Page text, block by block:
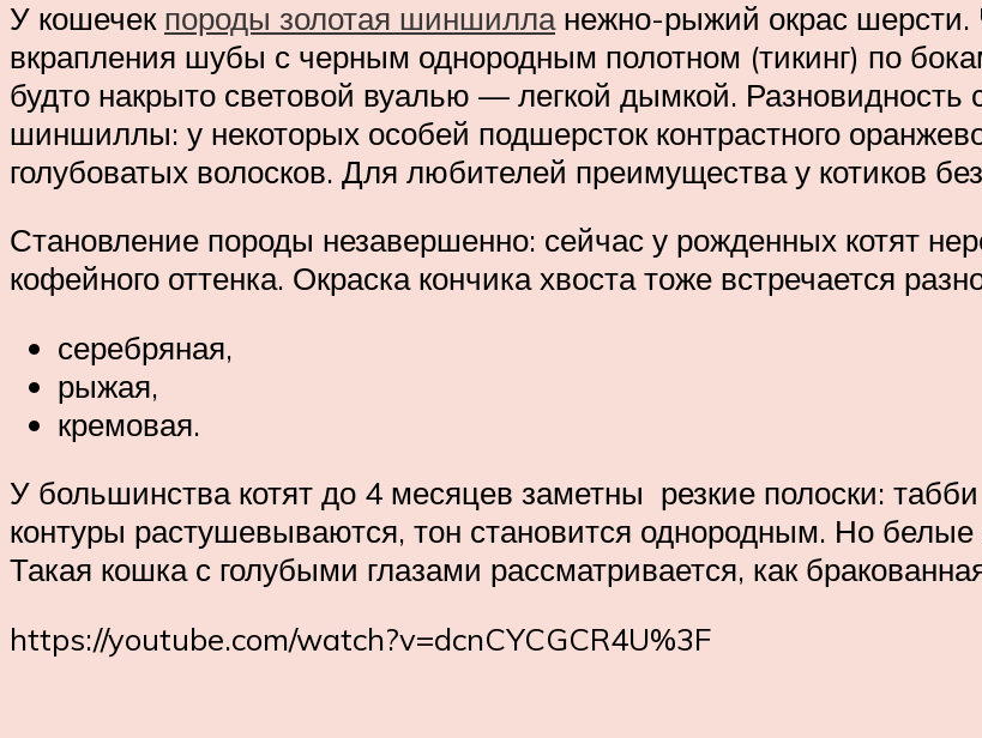
У кошечек породы золотая шиншилланежно-рыжий окрас шерсти.
вкрапления шубы с черным однородным полотном (тикинг) по
будто накрыто световой вуалью — легкой дымкой. Разновидность
шиншиллы: у некоторых особей подшерсток контрастного
голубоватых волосков. Для любителей преимущества у котиков
Становление породы незавершенно: сейчас у рожденных котят
кофейного оттенка. Окраска кончика хвоста тоже встречается
серебряная,
рыжая,
кремовая.
У большинства котят до 4 месяцев заметны резкие полоски: табби
контуры растушевываются, тон становится однородным. Но белые
Такая кошка с голубыми глазами рассматривается, как
https://youtube.com/watch?v=dcnCYCGCR4U%3F